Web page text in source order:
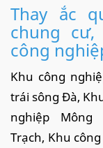
Thay ắc
chung
công
Khu công
trái sông Đà,
nghiệp
Trạch, Khu